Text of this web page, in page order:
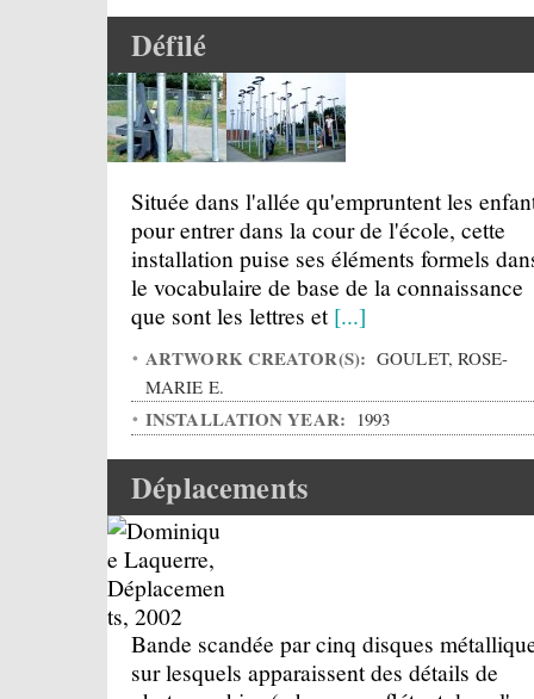
Défilé
Située dans l'allée qu'empruntent les
pour entrer dans la cour de l'école, cette
installation puise ses éléments formels
le vocabulaire de base de la connaissance
que sont les lettres et[...]
ARTWORK CREATOR(S): GOULET, ROSE-
MARIE E.
INSTALLATION YEAR: 1993
Déplacements
Bande scandée par cinq disques
sur lesquels apparaissent des détails de